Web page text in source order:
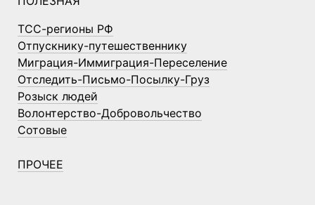
ТСС-регионы РФ
Отпускнику-путешественнику
Миграция-Иммиграция-Переселение
Отследить-Письмо-Посылку-Груз
Розыск людей
Волонтерство-Добровольчество
Сотовые
ПРОЧЕЕ